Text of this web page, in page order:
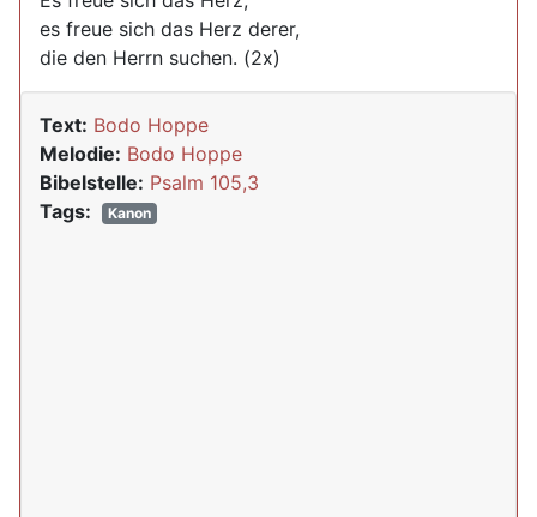
es freue sich das Herz derer,
die den Herrn suchen. (2x)
Text: Bodo Hoppe
Melodie: Bodo Hoppe
Bibelstelle: Psalm 105,3
Tags:
Kanon